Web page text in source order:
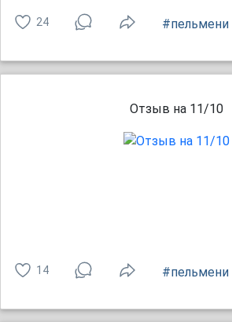
24 #пельмени
Отзыв на 11/10
14 #пельмени